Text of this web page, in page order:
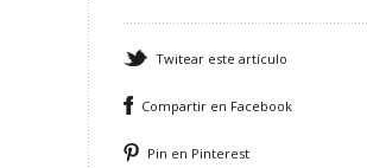
Twitear este artículo
Compartir en Facebook
Pin en Pinterest